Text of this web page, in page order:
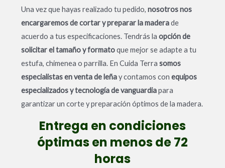
Una vez que hayas realizado tu pedido, nosotros nos
encargaremos de cortar y preparar la maderade
acuerdo a tus especificaciones. Tendrás la opción de
solicitar el tamaño y formatoque mejor se adapte a tu
estufa, chimenea o parrilla. En Cuida Terra somos
especialistas en venta de leñay contamos con equipos
especializados y tecnología de vanguardiapara
garantizar un corte y preparación óptimos de la madera.
Entrega en condiciones
óptimas en menos de 72
horas